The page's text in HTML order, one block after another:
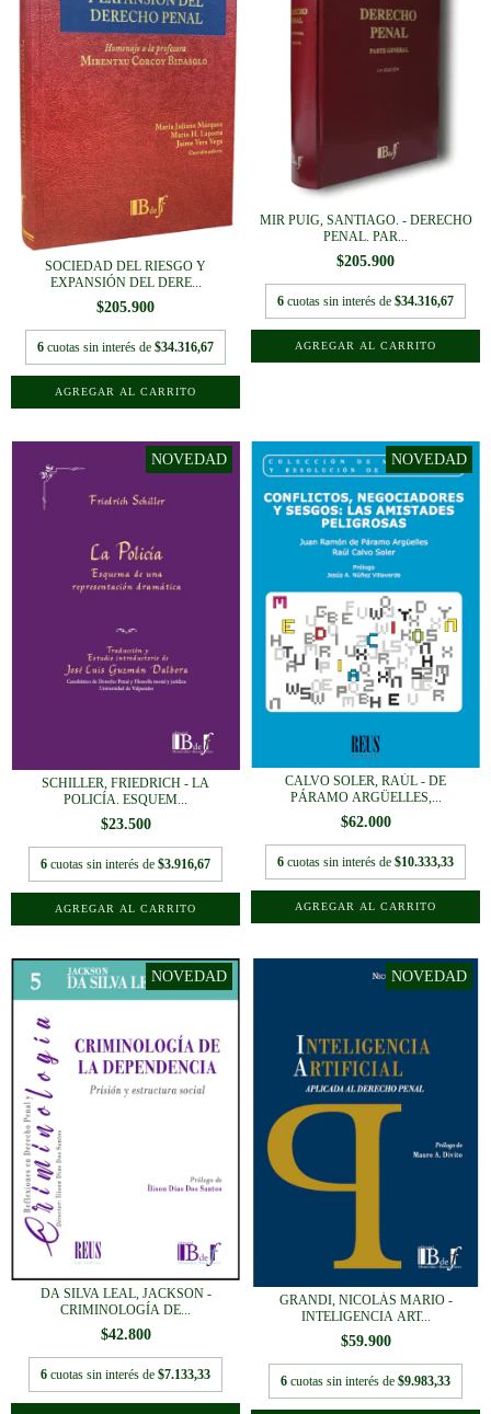
SOCIEDAD DEL RIESGO Y
EXPANSIÓN DEL DERE...
$205.900
6 cuotas sin interés de $34.316,67
MIR PUIG, SANTIAGO. - DERECHO
PENAL. PAR...
$205.900
6 cuotas sin interés de $34.316,67
SCHILLER, FRIEDRICH - LA
POLICÍA. ESQUEM...
$23.500
6 cuotas sin interés de $3.916,67
CALVO SOLER, RAÚL - DE
PÁRAMO ARGÜELLES,...
$62.000
6 cuotas sin interés de $10.333,33
DA SILVA LEAL, JACKSON -
CRIMINOLOGÍA DE...
$42.800
6 cuotas sin interés de $7.133,33
GRANDI, NICOLÁS MARIO -
INTELIGENCIA ART...
$59.900
6 cuotas sin interés de $9.983,33